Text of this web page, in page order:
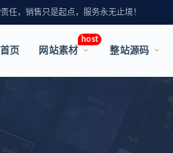
任，销售只是起点，服务永无止境！
首页 网站素材
host
整站源码